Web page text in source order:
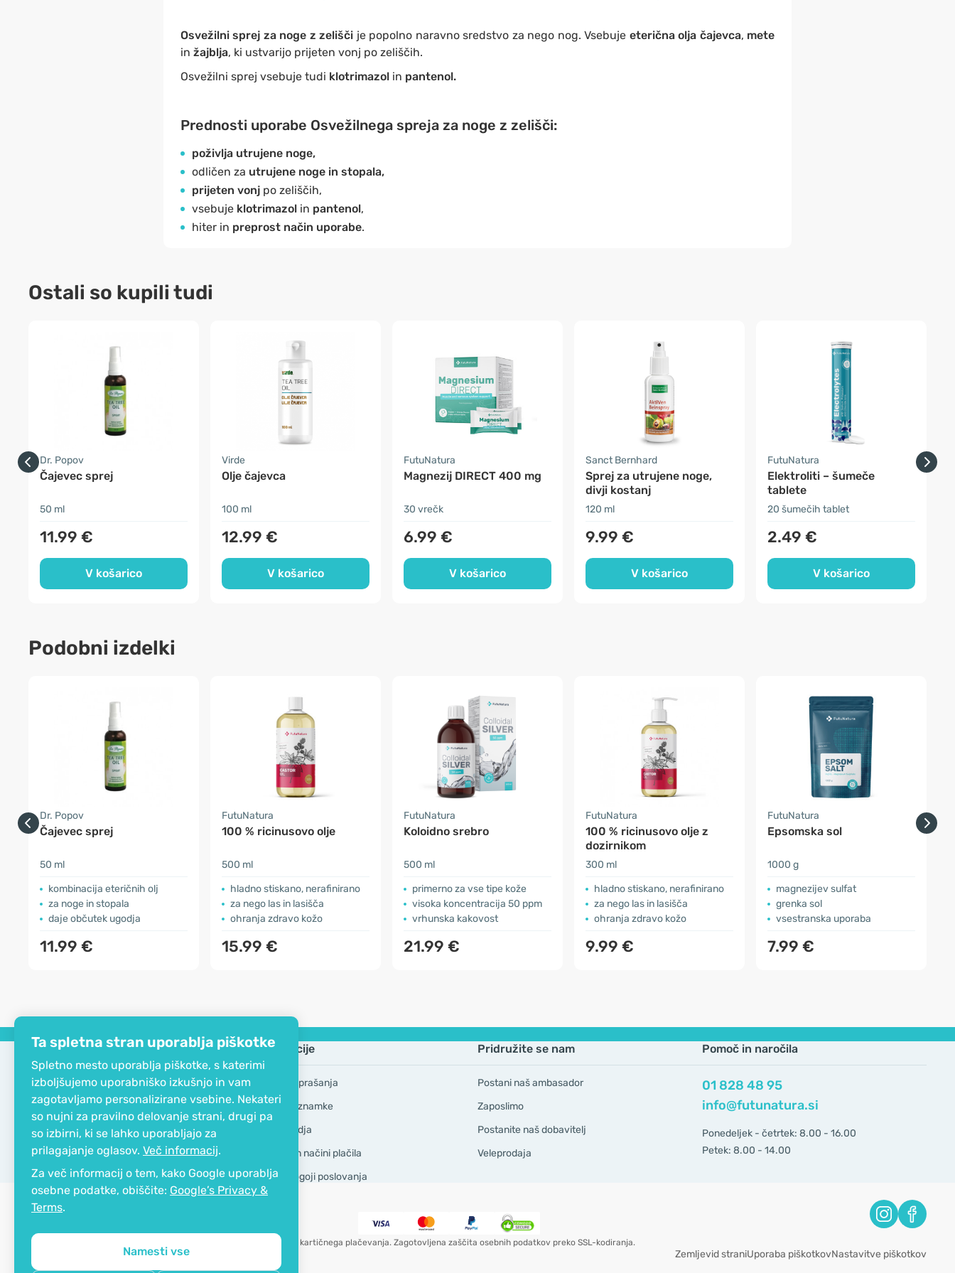
Ta spletna stran uporablja piškotke
Spletno mesto uporablja piškotke, s katerimi
izboljšujemo uporabniško izkušnjo in vam
zagotavljamo personalizirane vsebine. Nekateri
so nujni za pravilno delovanje strani, drugi pa
so izbirni, ki se lahko uporabljajo za
prilagajanje oglasov. Več informacij.
Za več informacij o tem, kako Google uporablja
osebne podatke, obiščite: Google’s Privacy &
Terms.
Namesti vse
Osvežilni sprej za noge z zelišči je popolno naravno sredstvo za nego nog. Vsebuje eterična olja čajevca, mete
in žajblja, ki ustvarijo prijeten vonj po zeliščih.
Osvežilni sprej vsebuje tudi klotrimazolin pantenol.
Prednosti uporabe Osvežilnega spreja za noge z zelišči:
poživlja utrujene noge,
odličen za utrujene noge in stopala,
prijeten vonjpo zeliščih,
vsebuje klotrimazolin pantenol,
hiter in preprost način uporabe.
Ostali so kupili tudi
Dr. Popov
Čajevec sprej
50 ml
11.99 €
V košarico
Virde
Olje čajevca
100 ml
12.99 €
V košarico
FutuNatura
Magnezij DIRECT 400 mg
30 vrečk
6.99 €
V košarico
Sanct Bernhard
Sprej za utrujene noge,
divji kostanj
120 ml
9.99 €
V košarico
FutuNatura
Elektroliti – šumeče
tablete
20 šumečih tablet
2.49 €
V košarico
Podobni izdelki
Dr. Popov
Čajevec sprej
50 ml
kombinacija eteričnih olj
za noge in stopala
daje občutek ugodja
11.99 €
FutuNatura
100 % ricinusovo olje
500 ml
hladno stiskano, nerafinirano
za nego las in lasišča
ohranja zdravo kožo
15.99 €
FutuNatura
Koloidno srebro
500 ml
primerno za vse tipe kože
visoka koncentracija 50 ppm
vrhunska kakovost
21.99 €
FutuNatura
100 % ricinusovo olje z
dozirnikom
300 ml
hladno stiskano, nerafinirano
za nego las in lasišča
ohranja zdravo kožo
9.99 €
FutuNatura
Epsomska sol
1000 g
magnezijev sulfat
grenka sol
vsestranska uporaba
7.99 €
Podjetje
EKO certifikat
Kontakt
O podjetju
Informacije
Pogosta vprašanja
Blagovne znamke
GDPR Orodja
Dostava in načini plačila
Splošni pogoji poslovanja
Pridružite se nam
Postani naš ambasador
Zaposlimo
Postanite naš dobavitelj
Veleprodaja
Pomoč in naročila
01 828 48 95
info@futunatura.si
Ponedeljek - četrtek: 8.00 - 16.00
Petek: 8.00 - 14.00
Možnost kartičnega plačevanja. Zagotovljena zaščita osebnih podatkov preko SSL-kodiranja.
Copyright © 2012 - 2026   |   Be Healthy Group d.o.o. Zemljevid straniUporaba piškotkovNastavitve piškotkov